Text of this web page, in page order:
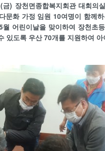
) 장천면종합복지회관 대회의
문화 가정 임원 10여명이 함께
어린이날을 맞이하여 장천초
있도록 우산 70개를 지원하여